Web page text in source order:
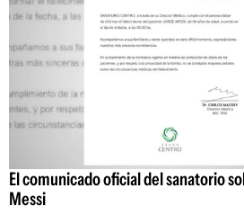
El comunicado oficial del sanatorio
Messi